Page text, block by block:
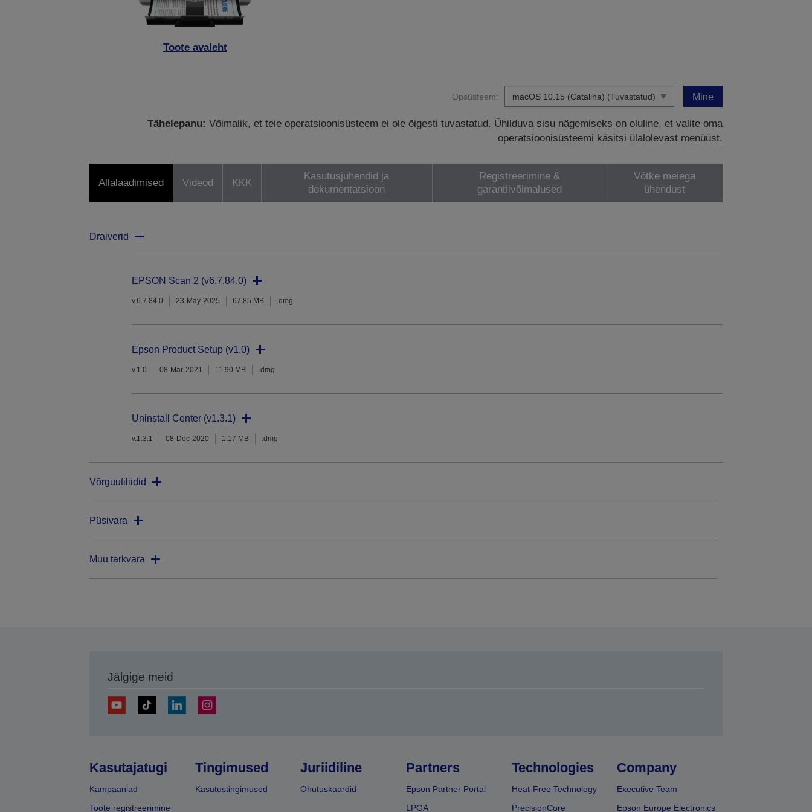
Toote avaleht
Opsüsteem: Mine
Tähelepanu: Võimalik, et teie operatsioonisüsteem ei ole õigesti tuvastatud. Ühilduva sisu nägemiseks on oluline, et valite oma
operatsioonisüsteemi käsitsi ülalolevast menüüst.
Allalaadimised Videod KKK
Kasutusjuhendid ja
dokumentatsioon
Registreerimine &
garantiivõimalused
Võtke meiega
ühendust
Draiverid
EPSON Scan 2 (v6.7.84.0)
v.6.7.84.0 23-May-2025 67.85 MB .dmg
Epson Product Setup (v1.0)
v.1.0 08-Mar-2021 11.90 MB .dmg
Uninstall Center (v1.3.1)
v.1.3.1 08-Dec-2020 1.17 MB .dmg
Võrguutiliidid
Püsivara
Muu tarkvara
Jälgige meid
Kasutajatugi
Kampaaniad
Toote registreerimine
Tingimused
Kasutustingimused
Juriidiline
Ohutuskaardid
Partners
Epson Partner Portal
LPGA
Technologies
Heat-Free Technology
PrecisionCore
Company
Executive Team
Epson Europe Electronics